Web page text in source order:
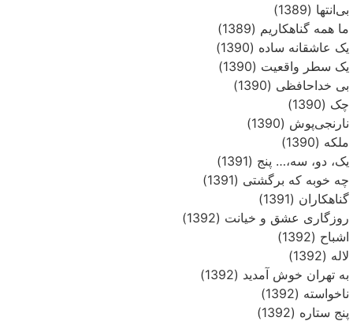
بی‌انتها (1389)
ما همه گناهکاریم (1389)
یک عاشقانه ساده (1390)
یک سطر واقعیت (1390)
بی خداحافظی (1390)
چک (1390)
نارنجی‌پوش (1390)
ملکه (1390)
یک، دو، سه،… پنج (1391)
چه خوبه که برگشتی (1391)
گناهکاران (1391)
روزگاری عشق و خیانت (1392)
اشباح (1392)
لاله (1392)
به تهران خوش آمدید (1392)
ناخواسته (1392)
پنج ستاره (1392)